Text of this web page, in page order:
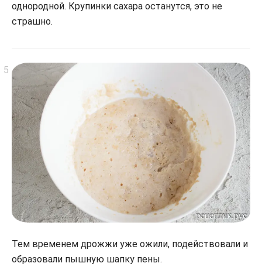
однородной. Крупинки сахара останутся, это не
страшно.
Тем временем дрожжи уже ожили, подействовали и
образовали пышную шапку пены.